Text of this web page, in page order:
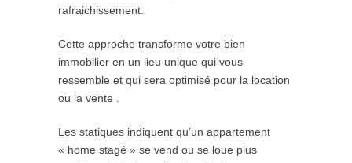
rafraichissement.
Cette approche transforme votre bien
immobilier en un lieu unique qui vous
ressemble et qui sera optimisé pour la location
ou la vente .
Les statiques indiquent qu’un appartement
« home stagé » se vend ou se loue plus